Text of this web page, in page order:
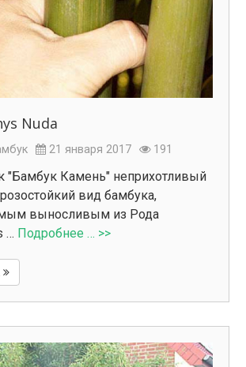
Nuda
21 января 2017 191
"Бамбук Камень" неприхотливый
вид бамбука,
выносливым из Рода
… Подробнее … >>